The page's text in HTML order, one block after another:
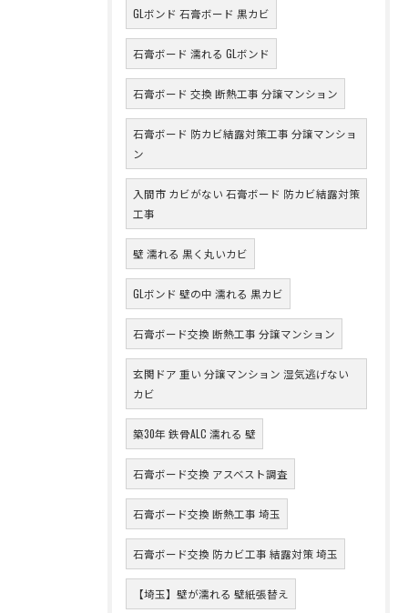
GLボンド 石膏ボード 黒カビ
石膏ボード 濡れる GLボンド
石膏ボード 交換 断熱工事 分譲マンション
石膏ボード 防カビ結露対策工事 分譲マンショ
ン
入間市 カビがない 石膏ボード 防カビ結露対策
工事
壁 濡れる 黒く丸いカビ
GLボンド 壁の中 濡れる 黒カビ
石膏ボード交換 断熱工事 分譲マンション
玄関ドア 重い 分譲マンション 湿気逃げない
カビ
築30年 鉄骨ALC 濡れる 壁
石膏ボード交換 アスベスト調査
石膏ボード交換 断熱工事 埼玉
石膏ボード交換 防カビ工事 結露対策 埼玉
【埼玉】壁が濡れる 壁紙張替え